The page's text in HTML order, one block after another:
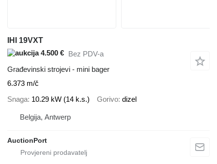
IHI 19VXT
4.500 € Bez PDV-a
Građevinski strojevi - mini bager
6.373 m/č
Snaga 10.29 kW (14 k.s.) Gorivo dizel
Belgija, Antwerp
AuctionPort